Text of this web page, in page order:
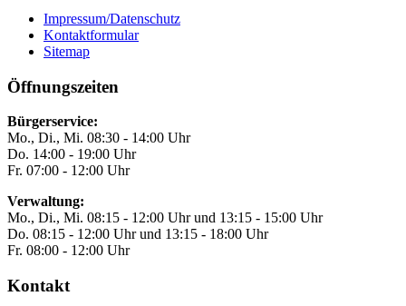
Impressum/Datenschutz
Kontaktformular
Sitemap
Öffnungszeiten
Bürgerservice:
Mo., Di., Mi. 08:30 - 14:00 Uhr
Do. 14:00 - 19:00 Uhr
Fr. 07:00 - 12:00 Uhr
Verwaltung:
Mo., Di., Mi. 08:15 - 12:00 Uhr und 13:15 - 15:00 Uhr
Do. 08:15 - 12:00 Uhr und 13:15 - 18:00 Uhr
Fr. 08:00 - 12:00 Uhr
Kontakt